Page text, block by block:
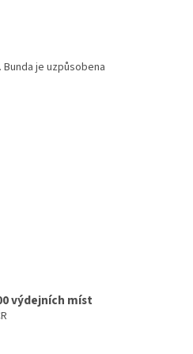
Bunda je uzpůsobena
výdejních míst